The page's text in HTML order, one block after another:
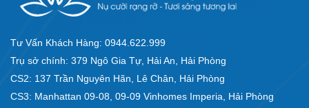
Tư Vấn Khách Hàng: 0944.622.999
Trụ sở chính: 379 Ngô Gia Tự, Hải An, Hải Phòng
CS2: 137 Trần Nguyên Hãn, Lê Chân, Hải Phòng
CS3: Manhattan 09-08, 09-09 Vinhomes Imperia, Hải Phòng